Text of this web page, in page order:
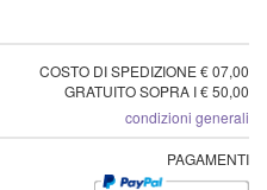
COSTO DI SPEDIZIONE € 07,00
GRATUITO SOPRA I € 50,00
condizioni generali
PAGAMENTI